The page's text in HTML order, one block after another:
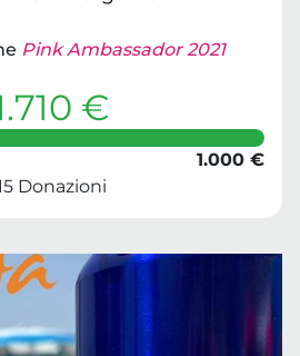
Pink Ambassador 2021
€
1.000 €
Donazioni